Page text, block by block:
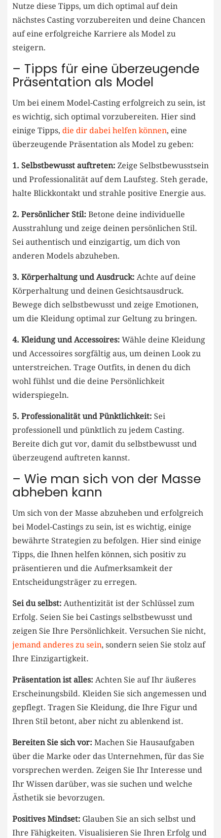
Nutze diese Tipps, um dich ‌optimal auf dein‌
nächstes Casting vorzubereiten und deine Chancen
‍auf eine erfolgreiche Karriere‍ als ⁣Model zu
steigern.
– Tipps für eine ‌überzeugende
Präsentation als Model
Um bei einem Model-Casting erfolgreich zu sein,​ ist
es wichtig, sich optimal vorzubereiten. Hier sind
einige Tipps, die⁢ dir ‌dabei helfen können, eine
überzeugende Präsentation‌ als Model zu geben:
1. Selbstbewusst auftreten: Zeige Selbstbewusstsein
und Professionalität auf dem Laufsteg. Steh gerade,
halte Blickkontakt und strahle positive Energie aus.
2. Persönlicher Stil: Betone deine individuelle
Ausstrahlung und zeige ⁢deinen persönlichen Stil.
Sei authentisch und einzigartig, um dich von
⁤anderen Models abzuheben.
3.‌ Körperhaltung und Ausdruck: Achte auf deine
Körperhaltung und deinen Gesichtsausdruck.
Bewege dich selbstbewusst und zeige‌ Emotionen,
um die Kleidung optimal zur Geltung zu bringen.
4. Kleidung und Accessoires: Wähle deine Kleidung
und Accessoires sorgfältig aus, ​um​ deinen Look zu
unterstreichen. Trage Outfits, in denen du dich
wohl fühlst und die deine Persönlichkeit
widerspiegeln.
5. Professionalität und Pünktlichkeit: ⁢Sei⁤
professionell und ‍pünktlich zu⁣ jedem Casting.⁤
Bereite dich gut vor, damit⁤ du selbstbewusst und
überzeugend auftreten kannst.
– Wie man sich von der Masse
abheben kann
Um sich von der Masse abzuheben und erfolgreich
bei Model-Castings zu sein,‌ ist es wichtig, einige
‌bewährte Strategien zu befolgen. Hier sind einige
Tipps, die​ Ihnen helfen können, sich positiv zu ​
präsentieren und die Aufmerksamkeit der
Entscheidungsträger zu ⁢erregen.
Sei du selbst: Authentizität ist der Schlüssel ⁤zum
Erfolg. Seien ⁣Sie bei Castings selbstbewusst und
zeigen Sie Ihre Persönlichkeit. Versuchen Sie nicht,
jemand anderes ‍zu sein, sondern seien Sie stolz auf
Ihre Einzigartigkeit.
Präsentation ​ist alles: Achten Sie auf‍ Ihr äußeres
Erscheinungsbild. ⁣Kleiden Sie sich angemessen​ und
⁤gepflegt. Tragen Sie Kleidung,⁤ die Ihre Figur und
Ihren Stil betont, aber nicht ⁢zu ablenkend ist.
Bereiten Sie‍ sich vor: Machen⁣ Sie Hausaufgaben
über die Marke oder das Unternehmen, für das‍ Sie
vorsprechen werden. Zeigen Sie Ihr Interesse und
Ihr ​Wissen darüber, was sie suchen und welche
Ästhetik sie bevorzugen.
Positives ‍Mindset: Glauben Sie an sich selbst und
Ihre Fähigkeiten. Visualisieren Sie Ihren Erfolg und